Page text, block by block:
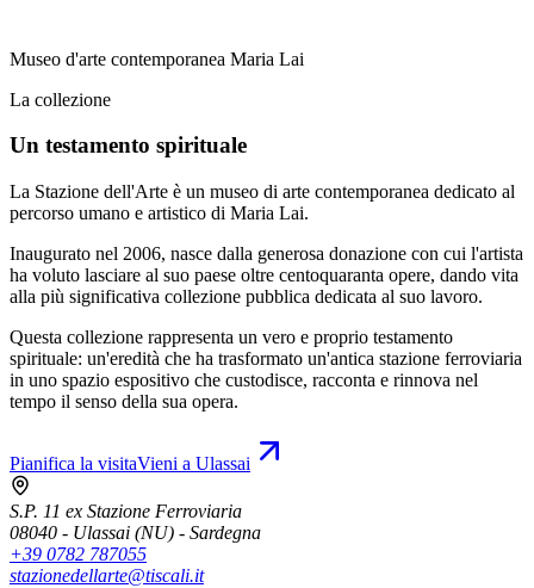
Museo d'arte contemporanea Maria Lai
La collezione
Un testamento spirituale
La Stazione dell'Arte è un museo di arte contemporanea dedicato al
percorso umano e artistico di Maria Lai.
Inaugurato nel 2006, nasce dalla generosa donazione con cui l'artista
ha voluto lasciare al suo paese oltre centoquaranta opere, dando vita
alla più significativa collezione pubblica dedicata al suo lavoro.
Questa collezione rappresenta un vero e proprio testamento
spirituale: un'eredità che ha trasformato un'antica stazione ferroviaria
in uno spazio espositivo che custodisce, racconta e rinnova nel
tempo il senso della sua opera.
Pianifica la visitaVieni a Ulassai
S.P. 11 ex Stazione Ferroviaria
08040 - Ulassai (NU) - Sardegna
+39 0782 787055
stazionedellarte@tiscali.it